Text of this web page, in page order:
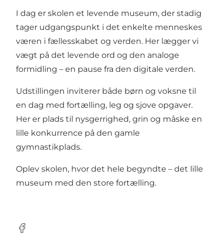
I dag er skolen et levende museum, der stadig
tager udgangspunkt i det enkelte menneskes
væren i fællesskabet og verden. Her lægger vi
vægt på det levende ord og den analoge
formidling – en pause fra den digitale verden.
Udstillingen inviterer både børn og voksne til
en dag med fortælling, leg og sjove opgaver.
Her er plads til nysgerrighed, grin og måske en
lille konkurrence på den gamle
gymnastikplads.
Oplev skolen, hvor det hele begyndte – det lille
museum med den store fortælling.